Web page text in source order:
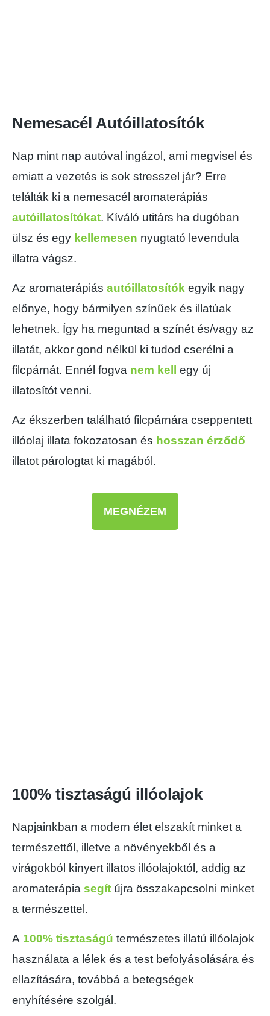
Nemesacél Autóillatosítók
Nap mint nap autóval ingázol, ami megvisel és
emiatt a vezetés is sok stresszel jár? Erre
telálták ki a nemesacél aromaterápiás
autóillatosítókat. Kíváló utitárs ha dugóban
ülsz és egy kellemesen nyugtató levendula
illatra vágsz.
Az aromaterápiás autóillatosítók egyik nagy
előnye, hogy bármilyen színűek és illatúak
lehetnek. Így ha meguntad a színét és/vagy az
illatát, akkor gond nélkül ki tudod cserélni a
filcpárnát. Ennél fogva nem kell
egy új
illatosítót venni.
Az ékszerben található filcpárnára cseppentett
illóolaj illata fokozatosan és hosszan érződő
illatot párologtat ki magából.
MEGNÉZEM
100% tisztaságú illóolajok
Napjainkban a modern élet elszakít minket a
természettől, illetve a növényekből és a
virágokból kinyert illatos illóolajoktól, addig az
aromaterápia segít újra összakapcsolni minket
a természettel.
A 100% tisztaságú természetes illatú illóolajok
használata a lélek és a test befolyásolására és
ellazítására, továbbá a betegségek
enyhítésére szolgál.